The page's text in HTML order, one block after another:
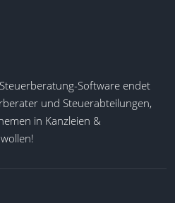
Software endet
und Steuerabteilungen,
in Kanzleien &